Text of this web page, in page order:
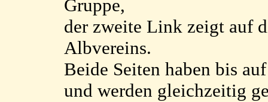
Gruppe,
der zweite Link zeigt auf
Albvereins.
Beide Seiten haben bis
und werden gleichzeitig